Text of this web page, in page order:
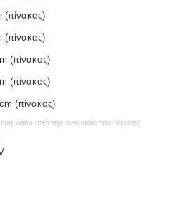
(πίνακας)
(πίνακας)
(πίνακας)
(πίνακας)
(πίνακας)
τιμή κάτω από την ονομασία του θέματος